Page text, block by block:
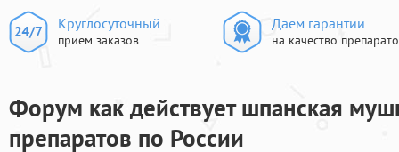
Круглосуточный
прием заказов
Даем гарантии
на качество
Форум как действует шпанская
препаратов по России